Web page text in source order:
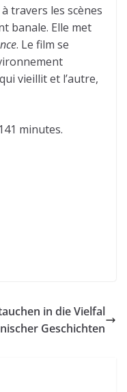
travers les scènes
banale. Elle met
. Le film se
vieillit et l’autre,
minutes.
in die Vielfal
Geschichten